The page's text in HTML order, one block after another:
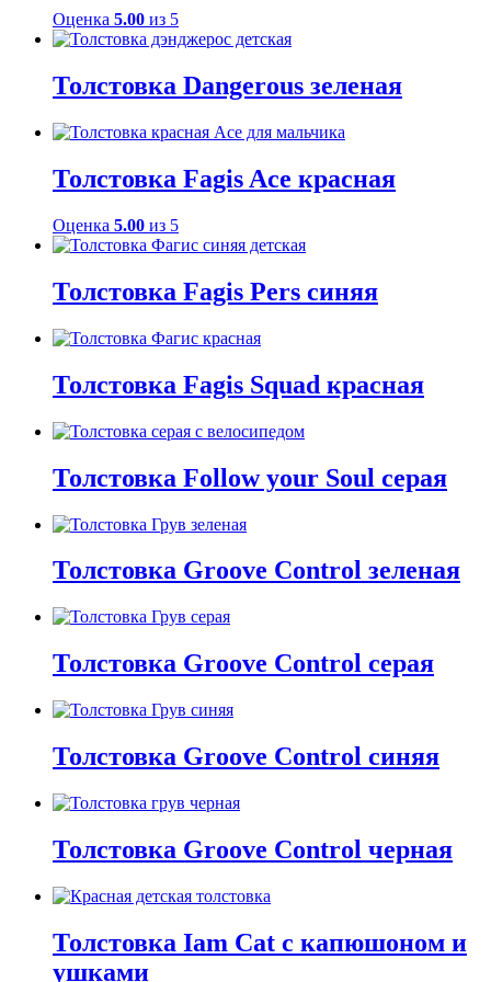
Оценка 5.00 из 5
Толстовка Dangerous зеленая
Толстовка Fagis Ace красная
Оценка 5.00 из 5
Толстовка Fagis Pers синяя
Толстовка Fagis Squad красная
Толстовка Follow your Soul серая
Толстовка Groove Control зеленая
Толстовка Groove Control серая
Толстовка Groove Control синяя
Толстовка Groove Control черная
Толстовка Iam Cat с капюшоном и
ушками